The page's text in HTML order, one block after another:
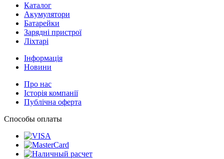
Каталог
Акумулятори
Батарейки
Зарядні пристрої
Ліхтарі
Інформація
Новини
Про нас
Історія компанії
Публічна оферта
Способы оплаты